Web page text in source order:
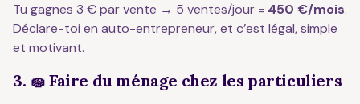
Tu gagnes 3 € par vente → 5 ventes/jour = 450 €/mois.
Déclare-toi en auto-entrepreneur, et c’est légal, simple
et motivant.
3. 🧽 Faire du ménage chez les particuliers